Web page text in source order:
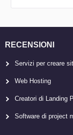
RECENSIONI
Servizi per creare
Web Hosting
Creatori di Landing
Software di project